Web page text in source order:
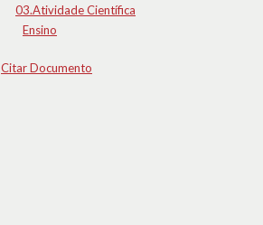
03.Atividade Científica
Ensino
Citar Documento